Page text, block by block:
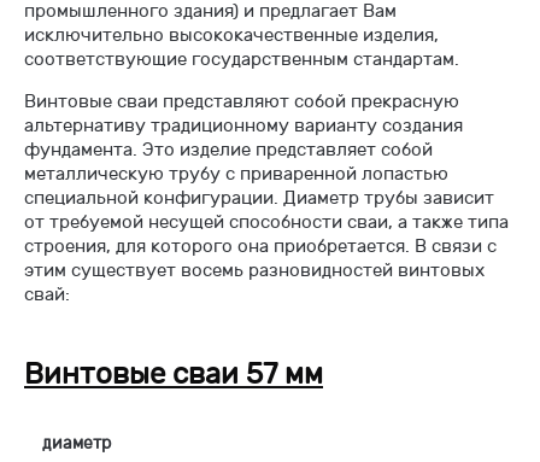
промышленного здания) и предлагает Вам
исключительно высококачественные изделия,
соответствующие государственным стандартам.
Винтовые сваи представляют собой прекрасную
альтернативу традиционному варианту создания
фундамента. Это изделие представляет собой
металлическую трубу с приваренной лопастью
специальной конфигурации. Диаметр трубы зависит
от требуемой несущей способности сваи, а также типа
строения, для которого она приобретается. В связи с
этим существует восемь разновидностей винтовых
свай:
Винтовые сваи 57 мм
диаметр